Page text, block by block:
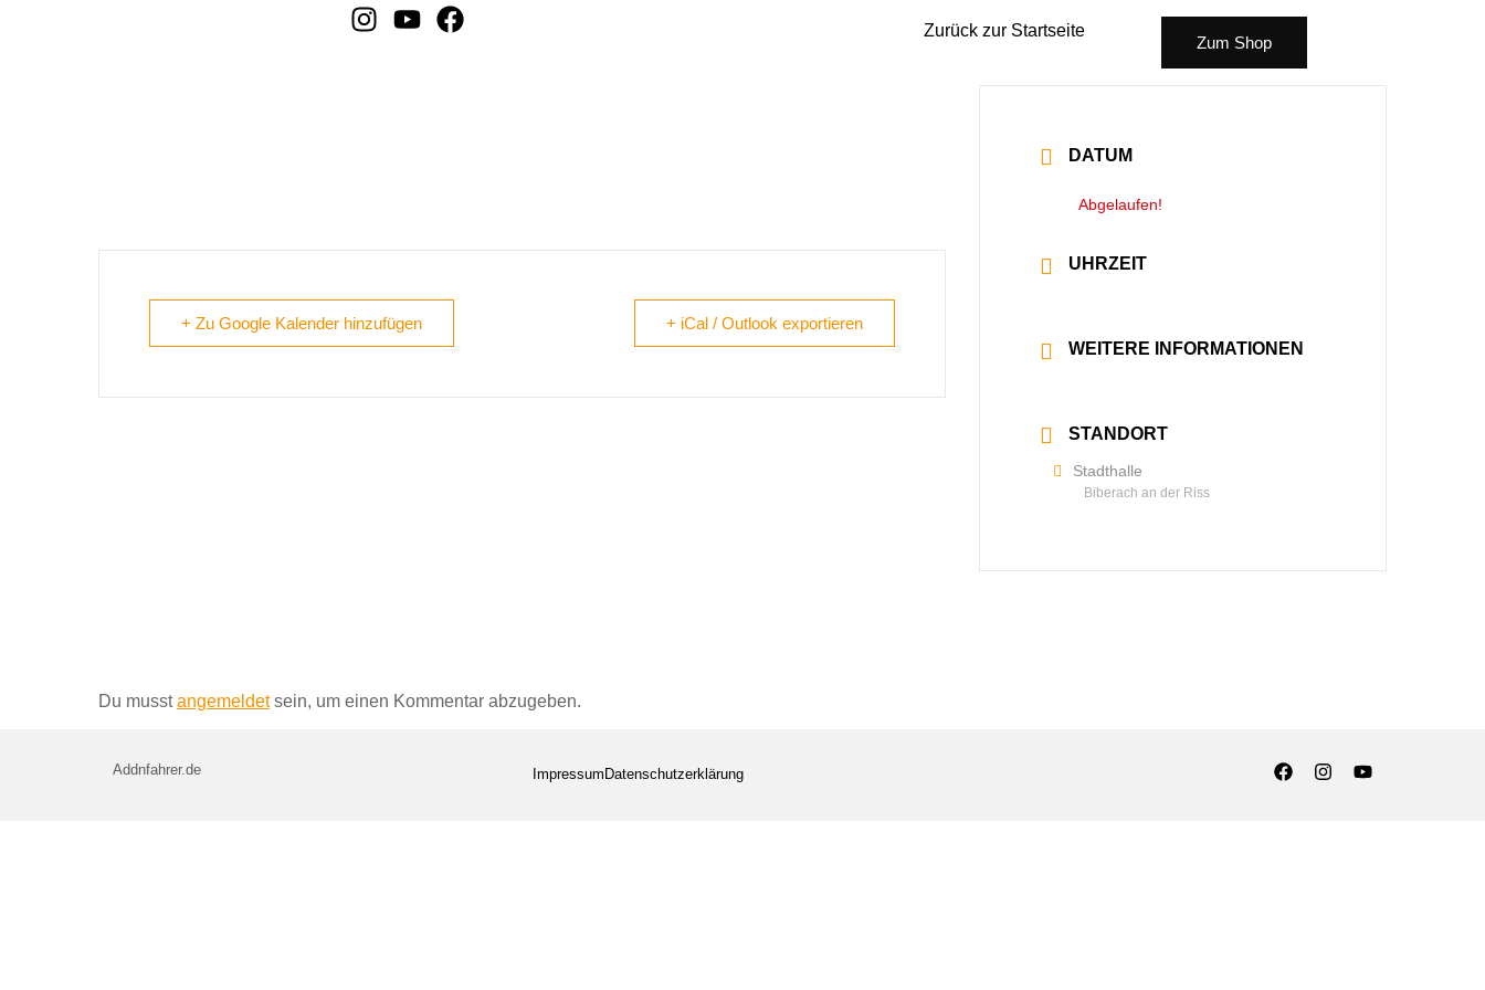
Zurück zur Startseite
Zum Shop
+ Zu Google Kalender hinzufügen + iCal / Outlook exportieren
DATUM
Abgelaufen!
UHRZEIT
WEITERE INFORMATIONEN
STANDORT
Stadthalle
Biberach an der Riss
Du musstangemeldetsein, um einen Kommentar abzugeben.
Addnfahrer.de Impressum Datenschutzerklärung